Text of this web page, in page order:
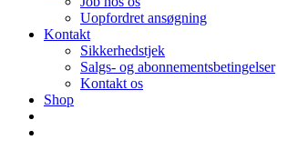
Uopfordret ansøgning
Kontakt
Sikkerhedstjek
Salgs- og abonnementsbetingelser
Kontakt os
Shop